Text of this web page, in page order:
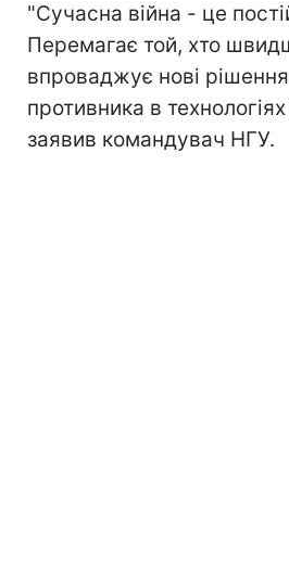
"Сучасна війна - це
Перемагає той, хто
впроваджує нові
противника в технологіях
заявив командувач НГУ.